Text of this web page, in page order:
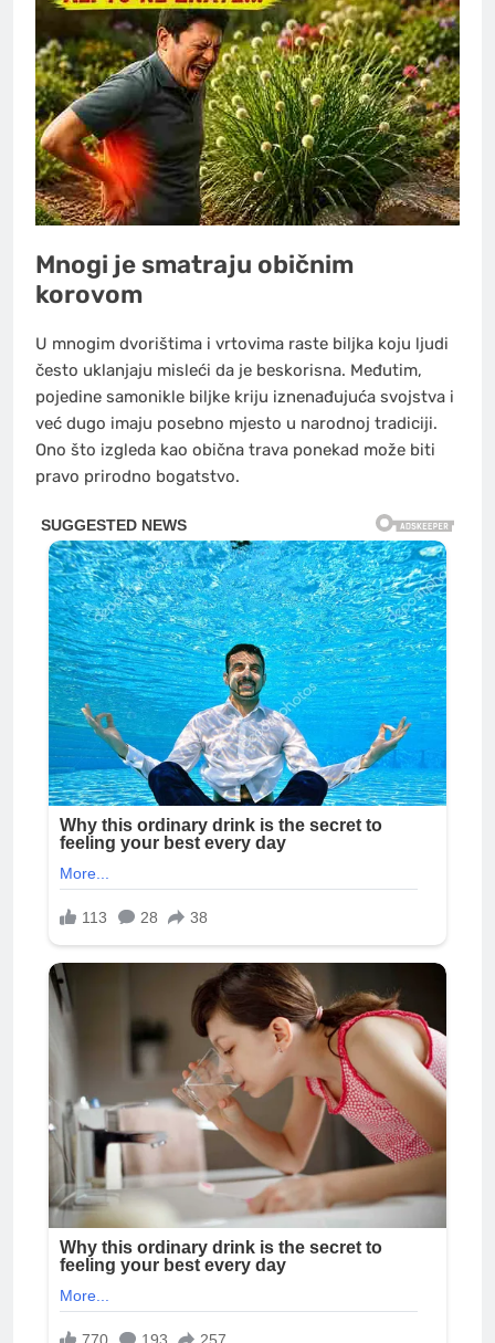
Mnogi je smatraju običnim
korovom
U mnogim dvorištima i vrtovima raste biljka koju ljudi
često uklanjaju misleći da je beskorisna. Međutim,
pojedine samonikle biljke kriju iznenađujuća svojstva i
već dugo imaju posebno mjesto u narodnoj tradiciji.
Ono što izgleda kao obična trava ponekad može biti
pravo prirodno bogatstvo.